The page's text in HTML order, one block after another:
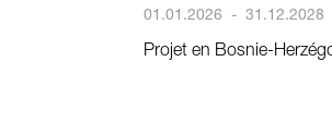
01.01.2026 - 31.12.2028
Projet en Bosnie-